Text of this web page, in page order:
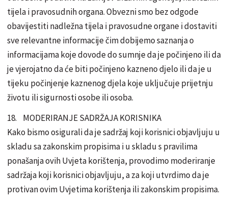
tijela i pravosudnih organa. Obvezni smo bez odgode
obavijestiti nadležna tijela i pravosudne organe i dostaviti
sve relevantne informacije čim dobijemo saznanja o
informacijama koje dovode do sumnje da je počinjeno ili da
je vjerojatno da će biti počinjeno kazneno djelo ili da je u
tijeku počinjenje kaznenog djela koje uključuje prijetnju
životu ili sigurnosti osobe ili osoba.
18. MODERIRANJE SADRŽAJA KORISNIKA
Kako bismo osigurali da je sadržaj koji korisnici objavljuju u
skladu sa zakonskim propisima i u skladu s pravilima
ponašanja ovih Uvjeta korištenja, provodimo moderiranje
sadržaja koji korisnici objavljuju, a za koji utvrdimo da je
protivan ovim Uvjetima korištenja ili zakonskim propisima.